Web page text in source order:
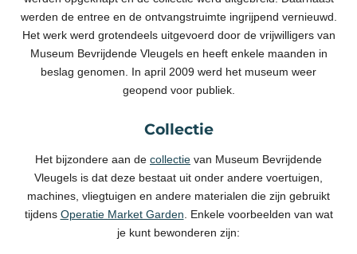
werden de entree en de ontvangstruimte ingrijpend vernieuwd.
Het werk werd grotendeels uitgevoerd door de vrijwilligers van
Museum Bevrijdende Vleugels en heeft enkele maanden in
beslag genomen. In april 2009 werd het museum weer
geopend voor publiek.
Collectie
Het bijzondere aan de collectie van Museum Bevrijdende
Vleugels is dat deze bestaat uit onder andere voertuigen,
machines, vliegtuigen en andere materialen die zijn gebruikt
tijdens Operatie Market Garden . Enkele voorbeelden van wat
je kunt bewonderen zijn: